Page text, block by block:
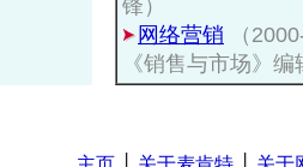
锋）
网络营销
（
《销售与市场》